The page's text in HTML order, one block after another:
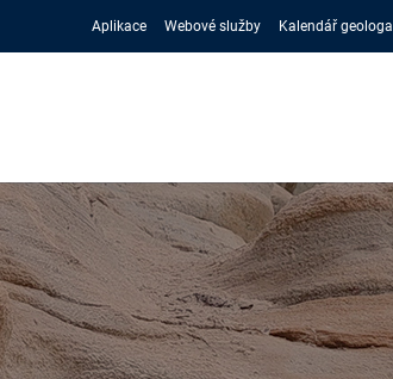
Aplikace Webové služby Kalendář geologa